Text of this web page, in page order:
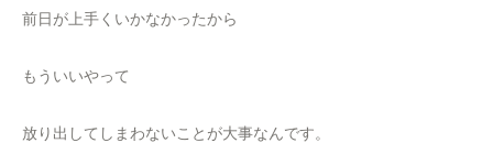
前日が上手くいかなかったから
もういいやって
放り出してしまわないことが大事なんです。